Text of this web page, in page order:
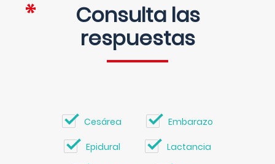
Consulta las
respuestas
Cesárea Embarazo
Epidural Lactancia